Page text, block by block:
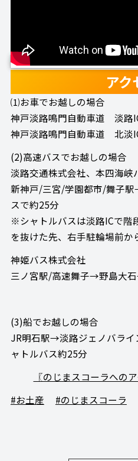
アク
⑴お車でお越しの場合
神戸淡路鳴門自動車道 淡路
神戸淡路鳴門自動車道 北淡
(2)高速バスでお越しの場合
淡路交通株式会社、本四海峡
新神戸/三宮/学園都市/舞子
スで約25分
※シャトルバスは淡路ICで階
を抜けた先、右手駐輪場前か
神姫バス株式会社
三ノ宮駅/高速舞子→野島大
(3)船でお越しの場合
JR明石駅→淡路ジェノバラ
ャトルバス約25分
〖のじまスコーラへの
#お土産
#のじまスコーラ